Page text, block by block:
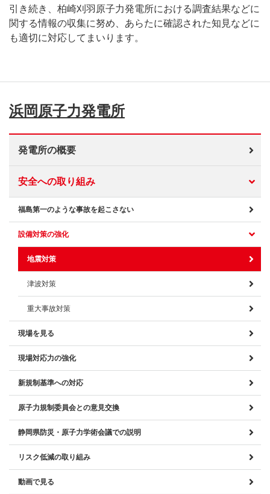
引き続き、柏崎刈羽原子力発電所における調査結果などに
関する情報の収集に努め、あらたに確認された知見などに
も適切に対応してまいります。
浜岡原子力発電所
発電所の概要
安全への取り組み
福島第一のような事故を起こさない
設備対策の強化
地震対策
津波対策
重大事故対策
現場を見る
現場対応力の強化
新規制基準への対応
原子力規制委員会との意見交換
静岡県防災・原子力学術会議での説明
リスク低減の取り組み
動画で見る